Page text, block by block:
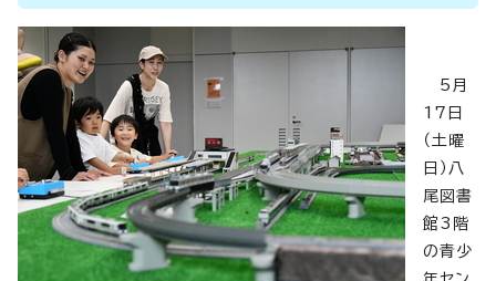
5月
17日
（土曜
日）八
尾図書
館3階
の青少